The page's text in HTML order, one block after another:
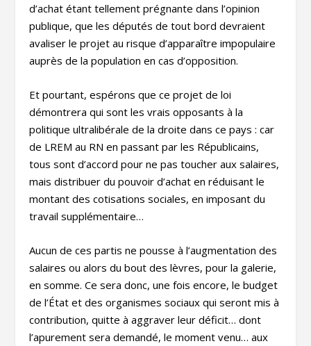
d’achat étant tellement prégnante dans l’opinion
publique, que les députés de tout bord devraient
avaliser le projet au risque d’apparaître impopulaire
auprès de la population en cas d’opposition.
Et pourtant, espérons que ce projet de loi
démontrera qui sont les vrais opposants à la
politique ultralibérale de la droite dans ce pays : car
de LREM au RN en passant par les Républicains,
tous sont d’accord pour ne pas toucher aux salaires,
mais distribuer du pouvoir d’achat en réduisant le
montant des cotisations sociales, en imposant du
travail supplémentaire…
Aucun de ces partis ne pousse à l’augmentation des
salaires ou alors du bout des lèvres, pour la galerie,
en somme. Ce sera donc, une fois encore, le budget
de l’État et des organismes sociaux qui seront mis à
contribution, quitte à aggraver leur déficit… dont
l’apurement sera demandé, le moment venu… aux